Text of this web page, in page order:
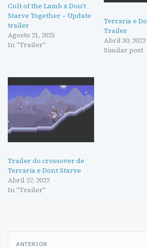
Cult of the Lamb x Don’t
Starve Together – Update
trailer
Agosto 21, 2023
In "Trailer"
Terraria e
Trailer
Abril 30, 2022
Similar post
Trailer do crossover de
Terraria e Dont Starve
Abril 27, 2022
In "Trailer"
Navegação
ANTERIOR